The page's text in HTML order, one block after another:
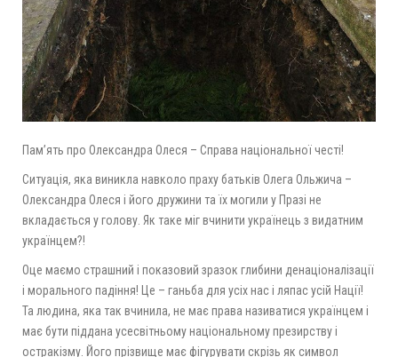
Пам’ять про Олександра Олеся – Справа національної честі!
Ситуація, яка виникла навколо праху батьків Олега Ольжича –
Олександра Олеся і його дружини та їх могили у Празі не
вкладається у голову. Як таке міг вчинити українець з видатним
українцем?!
Оце маємо страшний і показовий зразок глибини денаціоналізації
і морального падіння! Це – ганьба для усіх нас і ляпас усій Нації!
Та людина, яка так вчинила, не має права називатися українцем і
має бути піддана усесвітньому національному презирству і
остракізму. Його прізвище має фігурувати скрізь як символ